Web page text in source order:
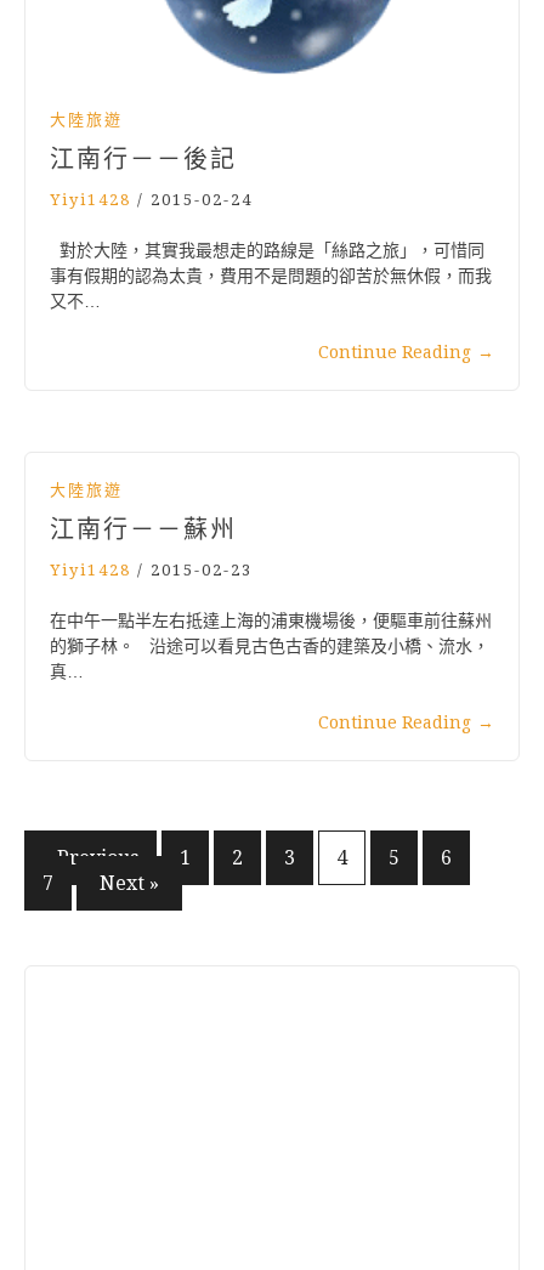
大陸旅遊
江南行－－後記
Yiyi1428 / 2015-02-24
對於大陸，其實我最想走的路線是「絲路之旅」，可惜同
事有假期的認為太貴，費用不是問題的卻苦於無休假，而我
又不…
Continue Reading →
大陸旅遊
江南行－－蘇州
Yiyi1428 / 2015-02-23
在中午一點半左右抵達上海的浦東機場後，便驅車前往蘇州
的獅子林。 沿途可以看見古色古香的建築及小橋、流水，
真…
Continue Reading →
文
章
« Previous 1 2 3 4 5
6
7
Next »